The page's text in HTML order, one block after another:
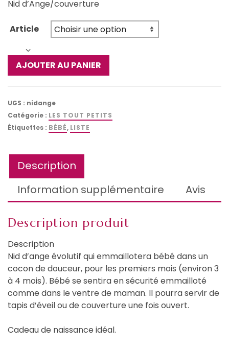
était :
90,00 €.
est :
75,00 €.
Nid d’Ange/couverture
Article
quantité
de
d'ange
AJOUTER AU PANIER
UGS : nidange
Catégorie : LES TOUT PETITS
Étiquettes : BÉBÉ, LISTE
Description
Information supplémentaire
Avis
Description produit
Description
Nid d’ange évolutif qui emmaillotera bébé dans un
cocon de douceur, pour les premiers mois (environ 3
à 4 mois). Bébé se sentira en sécurité emmailloté
comme dans le ventre de maman. Il pourra servir de
tapis d’éveil ou de couverture une fois ouvert.
Cadeau de naissance idéal.